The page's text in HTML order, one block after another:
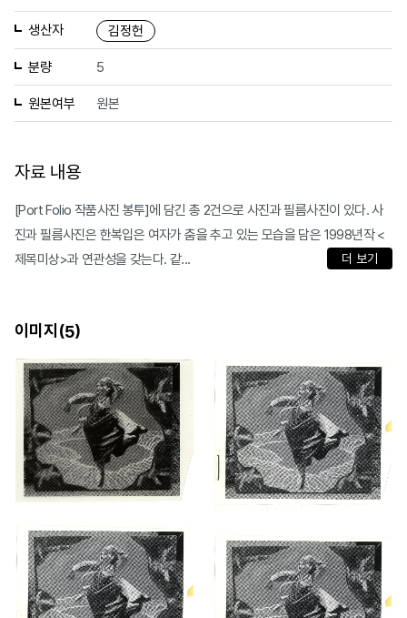
생산자 김정헌
분량 5
원본여부 원본
자료 내용
[Port Folio 작품사진 봉투]에 담긴 총 2건으로 사진과 필름사진이 있다. 사
진과 필름사진은 한복입은 여자가 춤을 추고 있는 모습을 담은 1998년작 <
제목미상>과 연관성을 갖는다. 같...
더 보기
이미지(5)